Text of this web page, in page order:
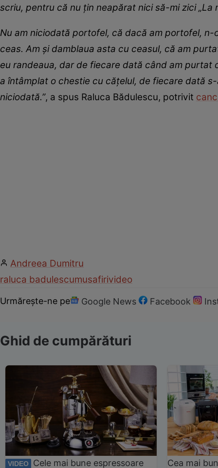
scriu, pentru că nu țin neapărat nici să-mi zici „La
Nu am niciodată portofel, că dacă am portofel,
ceas. Am și damblaua asta cu ceasul, că am
eu randeaua, dar de fiecare dată când am
a întâmplat o chestie cu cățelul, de fiecare dată
niciodată.”, a spus Raluca Bădulescu, potrivit
Andreea Dumitru
raluca badulescumusafirivideo
Urmărește-ne pe Google News Facebook
Ghid de cumpărături
VIDEO
Cele mai bune espressoare
Cea mai